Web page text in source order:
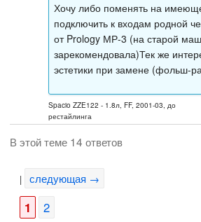
Хочу либо поменять на
подключить к входам родной
от Prology МР-3 (на старой
зарекомендовала)Тек же
эстетики при замене (фольш-
Spacio ZZE122 - 1.8л, FF, 2001-03, до
рестайлинга
В этой теме 14 ответов
| следующая →
1 2